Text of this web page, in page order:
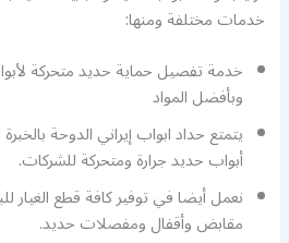
خدمات مختلفة ومنها:
خدمة تفصيل حماية حديد متحركة
وبأفضل المواد
يتمتع حداد ابواب إيراني الدوحة
أبواب حديد جرارة ومتحركة للشركات.
نعمل أيضا في توفير كافة قطع الغيار
مقابض وأقفال ومفصلات حديد.